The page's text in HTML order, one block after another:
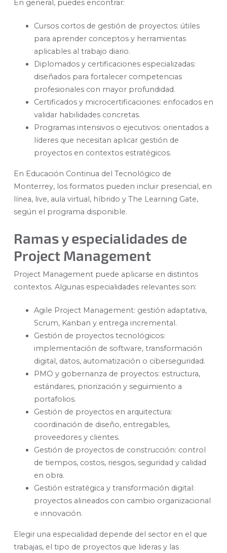
En general, puedes encontrar:
Cursos cortos de gestión de proyectos: útiles
para aprender conceptos y herramientas
aplicables al trabajo diario.
Diplomados y certificaciones especializadas:
diseñados para fortalecer competencias
profesionales con mayor profundidad.
Certificados y microcertificaciones: enfocados en
validar habilidades concretas.
Programas intensivos o ejecutivos: orientados a
líderes que necesitan aplicar gestión de
proyectos en contextos estratégicos.
En Educación Continua del Tecnológico de
Monterrey, los formatos pueden incluir presencial, en
línea, live, aula virtual, híbrido y The Learning Gate,
según el programa disponible.
Ramas y especialidades de
Project Management
Project Management puede aplicarse en distintos
contextos. Algunas especialidades relevantes son:
Agile Project Management: gestión adaptativa,
Scrum, Kanban y entrega incremental.
Gestión de proyectos tecnológicos:
implementación de software, transformación
digital, datos, automatización o ciberseguridad.
PMO y gobernanza de proyectos: estructura,
estándares, priorización y seguimiento a
portafolios.
Gestión de proyectos en arquitectura:
coordinación de diseño, entregables,
proveedores y clientes.
Gestión de proyectos de construcción: control
de tiempos, costos, riesgos, seguridad y calidad
en obra.
Gestión estratégica y transformación digital:
proyectos alineados con cambio organizacional
e innovación.
Elegir una especialidad depende del sector en el que
trabajas, el tipo de proyectos que lideras y las